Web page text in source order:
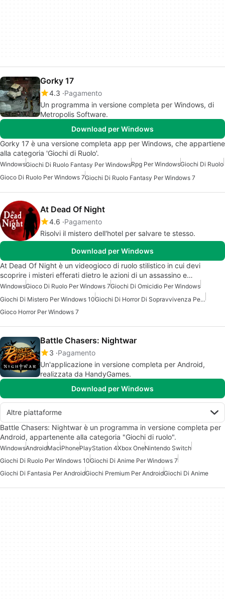
Gorky 17
4.3 Pagamento
Un programma in versione completa per Windows, di
Metropolis Software.
Download per Windows
Gorky 17 è una versione completa app per Windows, che appartiene
alla categoria 'Giochi di Ruolo'.
WindowsGiochi Di Ruolo Fantasy Per WindowsRpg Per WindowsGiochi Di Ruolo
Gioco Di Ruolo Per Windows 7Giochi Di Ruolo Fantasy Per Windows 7
At Dead Of Night
4.6 Pagamento
Risolvi il mistero dell'hotel per salvare te stesso.
Download per Windows
At Dead Of Night è un videogioco di ruolo stilistico in cui devi
scoprire i misteri efferati dietro le azioni di un assassino e…
WindowsGioco Di Ruolo Per Windows 7Giochi Di Omicidio Per Windows
Giochi Di Mistero Per Windows 10
Giochi Di Horror Di Sopravvivenza Per Windows 7
Gioco Horror Per Windows 7
Battle Chasers: Nightwar
3 Pagamento
Un'applicazione in versione completa per Android,
realizzata da HandyGames.
Download per Windows
Altre piattaforme
Battle Chasers: Nightwar è un programma in versione completa per
Android, appartenente alla categoria "Giochi di ruolo".
WindowsAndroidMaciPhonePlayStation 4Xbox OneNintendo Switch
Giochi Di Ruolo Per Windows 10Giochi Di Anime Per Windows 7
Giochi Di Fantasia Per AndroidGiochi Premium Per AndroidGiochi Di Anime